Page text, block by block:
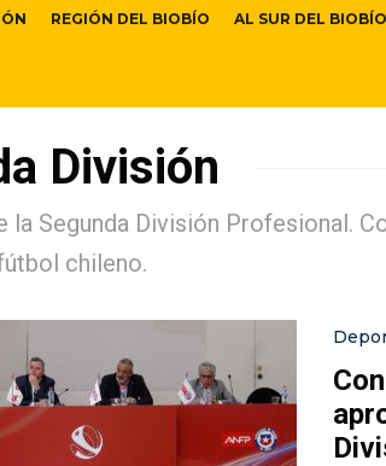
REGIÓN DEL BIOBÍO AL SUR DEL BIOBÍO
División
la Segunda División Profesional.
chileno.